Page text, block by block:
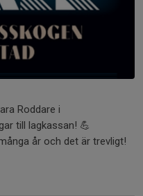
Roddare i
till lagkassan! 💪
år och det är trevligt!